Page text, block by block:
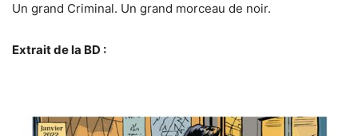
Un grand Criminal. Un grand morceau de noir.
Extrait de la BD :